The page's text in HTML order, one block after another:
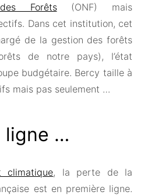
Forêts(ONF) mais
Dans cet institution, cet
de la gestion des forêts
de notre pays), l’état
budgétaire. Bercy taille à
mais pas seulement …
ligne …
climatique, la perte de la
est en première ligne.